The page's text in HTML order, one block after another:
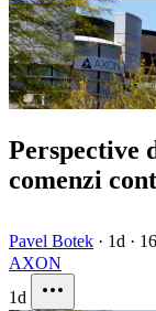
Perspective
comenzi
Pavel Botek · 1d ·
AXON
1d